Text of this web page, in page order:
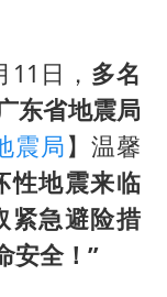
郑丽文：台湾从来没有“独立”过
几元成本的AI广告导致千万市值蒸发
体市民书》
夜被收150元
上半年国内手机销量TOP30出炉
讲落泪
日， 多名
东省地震局
震局】温馨
性地震来临
紧急避险措
安全！”